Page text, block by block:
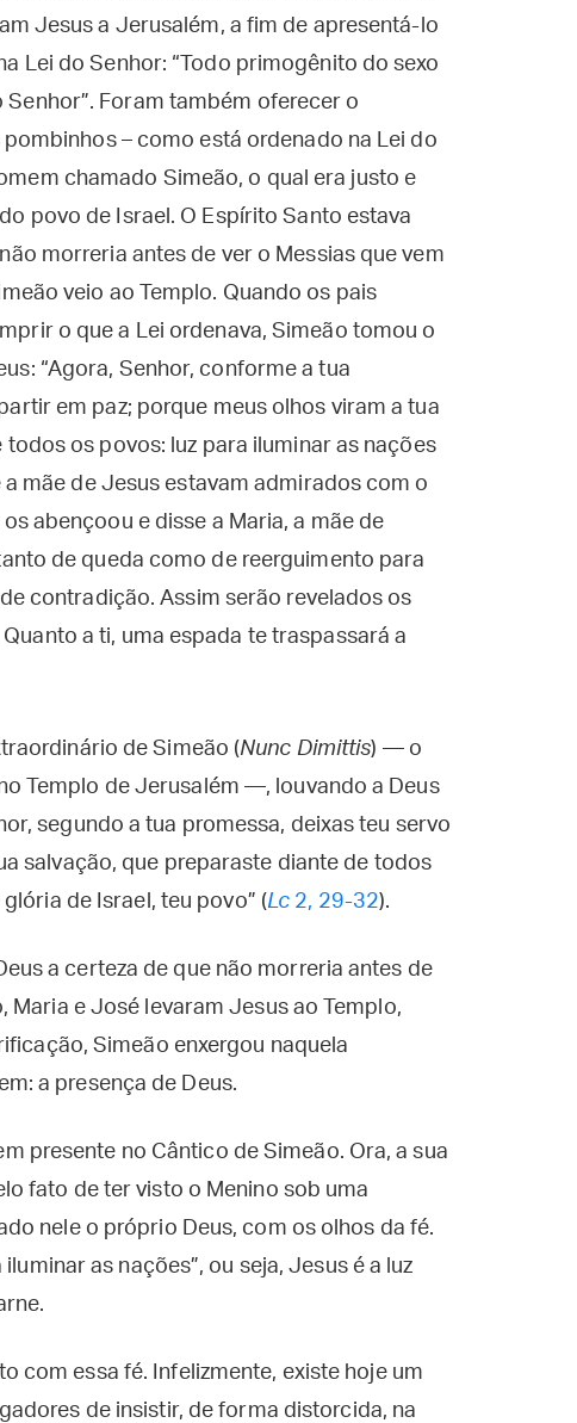
Jesus a Jerusalém, a fim de apresentá-lo
Lei do Senhor: “Todo primogênito do sexo
Foram também oferecer o
– como está ordenado na Lei do
chamado Simeão, o qual era justo e
povo de Israel. O Espírito Santo estava
morreria antes de ver o Messias que vem
veio ao Templo. Quando os pais
o que a Lei ordenava, Simeão tomou o
“Agora, Senhor, conforme a tua
em paz; porque meus olhos viram a tua
os povos: luz para iluminar as nações
mãe de Jesus estavam admirados com o
abençoou e disse a Maria, a mãe de
de queda como de reerguimento para
contradição. Assim serão revelados os
a ti, uma espada te traspassará a
de Simeão (Nunc Dimittis) — o
Templo de Jerusalém —, louvando a Deus
segundo a tua promessa, deixas teu servo
salvação, que preparaste diante de todos
de Israel, teu povo” (Lc 2, 29-32).
a certeza de que não morreria antes de
Maria e José levaram Jesus ao Templo,
Simeão enxergou naquela
a presença de Deus.
presente no Cântico de Simeão. Ora, a sua
fato de ter visto o Menino sob uma
nele o próprio Deus, com os olhos da fé.
as nações”, ou seja, Jesus é a luz
com essa fé. Infelizmente, existe hoje um
de insistir, de forma distorcida, na